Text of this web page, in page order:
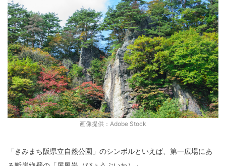
画像提供：Adobe Stock
「きみまち阪県立自然公園」のシンボルといえば、第一広場にあ